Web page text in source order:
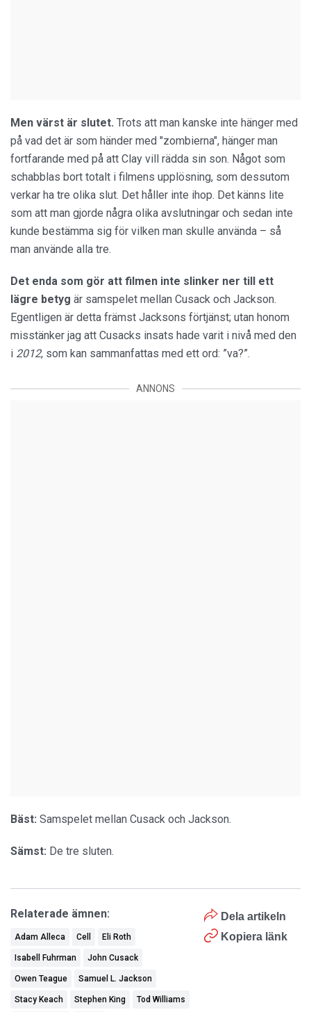
Men värst är slutet. Trots att man kanske inte hänger med
på vad det är som händer med "zombierna", hänger man
fortfarande med på att Clay vill rädda sin son. Något som
schabblas bort totalt i filmens upplösning, som dessutom
verkar ha tre olika slut. Det håller inte ihop. Det känns lite
som att man gjorde några olika avslutningar och sedan inte
kunde bestämma sig för vilken man skulle använda – så
man använde alla tre.
Det enda som gör att filmen inte slinker ner till ett
lägre betyg är samspelet mellan Cusack och Jackson.
Egentligen är detta främst Jacksons förtjänst; utan honom
misstänker jag att Cusacks insats hade varit i nivå med den
i 2012, som kan sammanfattas med ett ord: ”va?”.
ANNONS
Bäst: Samspelet mellan Cusack och Jackson.
Sämst: De tre sluten.
Dela artikeln
Kopiera länk
Relaterade ämnen:
Adam Alleca Cell Eli Roth
Isabell Fuhrman John Cusack
Owen Teague Samuel L. Jackson
Stacy Keach Stephen King Tod Williams